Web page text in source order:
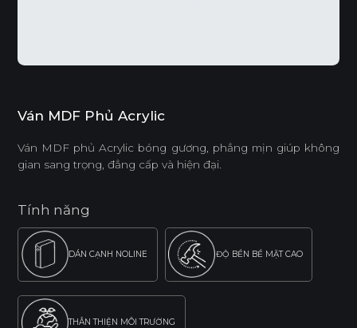
Ván MDF Phủ Acrylic
Ván MDF phủ Acrylic bóng gương, phẳng mịn giúp không
gian sang trọng, đẳng cấp và hiện đại.
Tính năng
DÁN CẠNH NOLINE ĐỘ BỀN BỀ MẶT CAO
THÂN THIỆN MÔI TRƯỜNG